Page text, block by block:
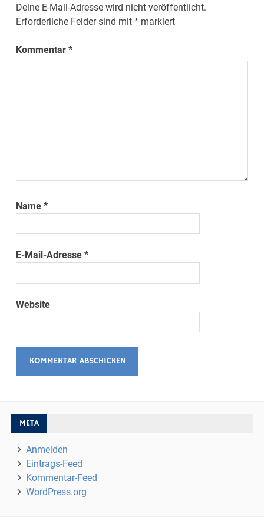
Deine E-Mail-Adresse wird nicht veröffentlicht.
Erforderliche Felder sind mit* markiert
Kommentar*
Name*
E-Mail-Adresse*
Website
META
Anmelden
Eintrags-Feed
Kommentar-Feed
WordPress.org